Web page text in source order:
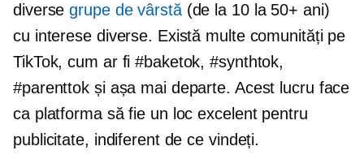
diversegrupe de vârstă(de la 10 la 50+ ani)
cu interese diverse. Există multe comunități pe
TikTok, cum ar fi #baketok, #synthtok,
#parenttok și așa mai departe. Acest lucru face
ca platforma să fie un loc excelent pentru
publicitate, indiferent de ce vindeți.